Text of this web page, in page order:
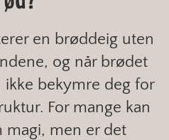
en brøddeig uten
og når brødet
ikke bekymre deg for
For mange kan
magi, men er det